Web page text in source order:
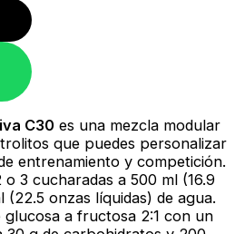
C30 es una mezcla modular
que puedes personalizar
entrenamiento y competición.
o 3 cucharadas a 500 ml (16.9
(22.5 onzas líquidas) de agua.
glucosa a fructosa 2:1 con un